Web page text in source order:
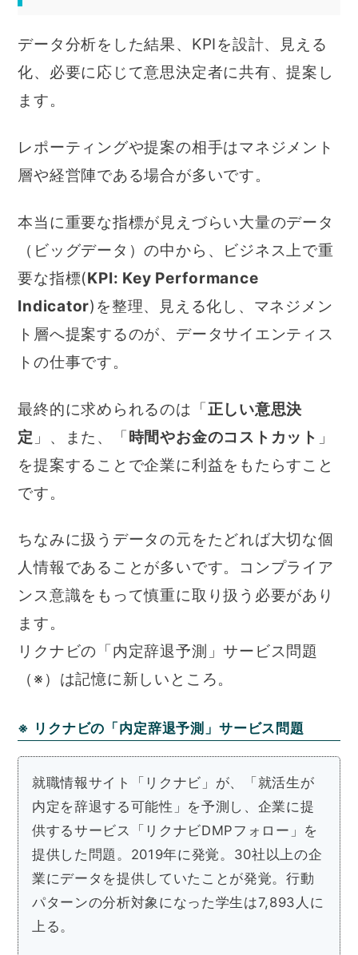
データ分析をした結果、KPIを設計、見える
化、必要に応じて意思決定者に共有、提案し
ます。
レポーティングや提案の相手はマネジメント
層や経営陣である場合が多いです。
本当に重要な指標が見えづらい大量のデータ
（ビッグデータ）の中から、ビジネス上で重
要な指標(KPI: Key Performance
Indicator)を整理、見える化し、マネジメン
ト層へ提案するのが、データサイエンティス
トの仕事です。
最終的に求められるのは「正しい意思決
定 」、また、「時間やお金のコストカット 」
を提案することで企業に利益をもたらすこと
です。
ちなみに扱うデータの元をたどれば大切な個
人情報であることが多いです。コンプライア
ンス意識をもって慎重に取り扱う必要があり
ます。
リクナビの「内定辞退予測」サービス問題
（※）は記憶に新しいところ。
※ リクナビの「内定辞退予測」サービス問題
就職情報サイト「リクナビ」が、「就活生が
内定を辞退する可能性」を予測し、企業に提
供するサービス「リクナビDMPフォロー」を
提供した問題。2019年に発覚。30社以上の企
業にデータを提供していたことが発覚。行動
パターンの分析対象になった学生は7,893人に
上る。